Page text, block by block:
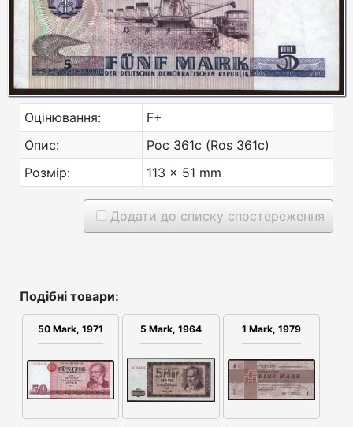
Оцінювання:
F+
Опис:
Рос 361с (Ros 361c)
Розмір:
113 x 51 mm
Додати до списку спостереження
Подібні товари:
50 Mark, 1971 5 Mark, 1964 1 Mark, 1979